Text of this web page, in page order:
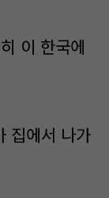
이 한국에
집에서 나가